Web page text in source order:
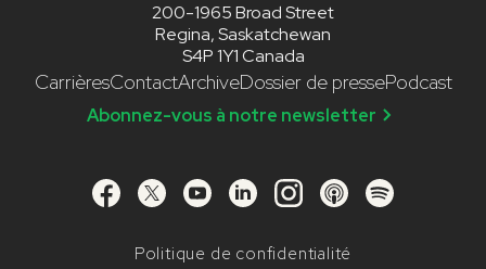
200-1965 Broad Street
Regina, Saskatchewan
S4P 1Y1 Canada
CarrièresContactArchiveDossier de pressePodcast
Abonnez-vous à notre newsletter
Politique de confidentialité